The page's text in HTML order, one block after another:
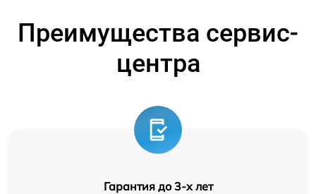
Преимущества сервис-
центра
Гарантия до 3-х лет